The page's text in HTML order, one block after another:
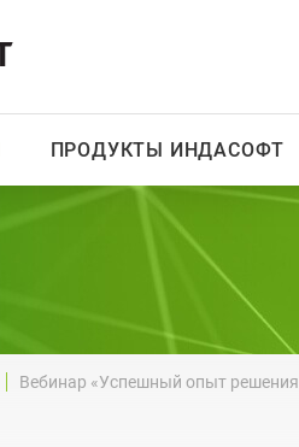
ПРОДУКТЫ ИНДАСОФТ
Вебинар «Успешный опыт